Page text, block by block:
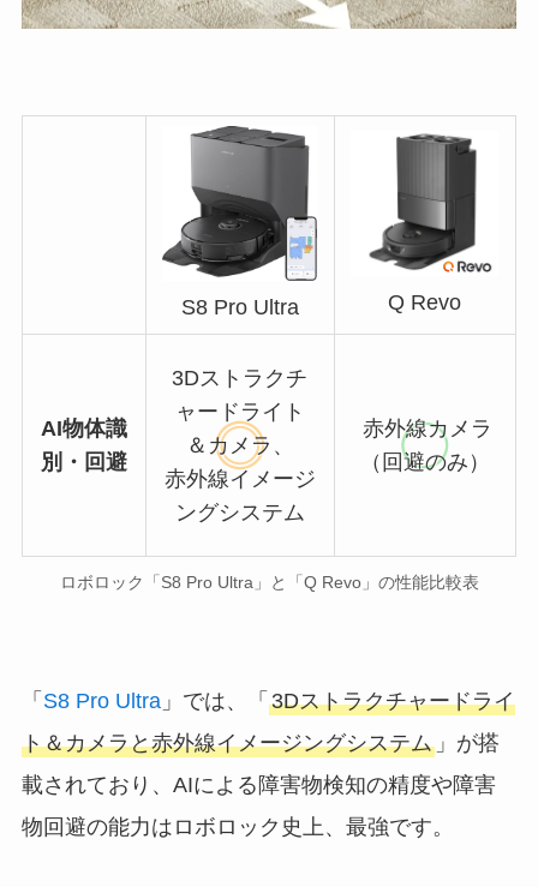
S8 Pro Ultra Q Revo
AI物体識
別・回避
3Dストラクチ
ャードライト
＆カメラ、
赤外線イメージ
ングシステム
赤外線カメラ
（回避のみ）
ロボロック「S8 Pro Ultra」と「Q Revo」の性能比較表
「 S8 Pro Ultra」では、「 3Dストラクチャードライ
ト＆カメラと赤外線イメージングシステム」が搭
載されており、AIによる障害物検知の精度や障害
物回避の能力はロボロック史上、最強です。